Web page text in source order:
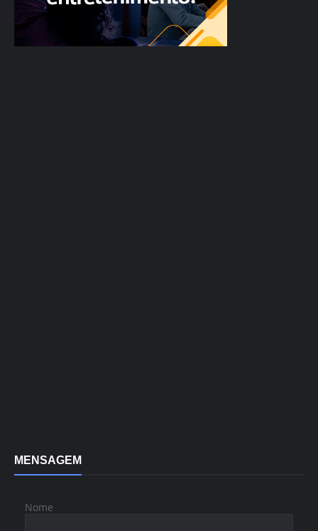
MENSAGEM
Nome